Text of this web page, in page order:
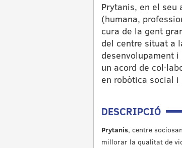
Prytanis, en el
(humana,
cura de la gent
del centre situat a
desenvolupament
un acord de
en robòtica social
DESCRIPCIÓ
Prytanis, centre
millorar la qualitat de